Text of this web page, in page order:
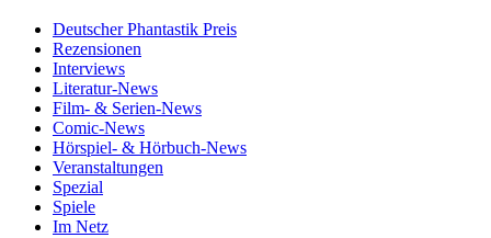
Deutscher Phantastik Preis
Rezensionen
Interviews
Literatur-News
Film- & Serien-News
Comic-News
Hörspiel- & Hörbuch-News
Veranstaltungen
Spezial
Spiele
Im Netz